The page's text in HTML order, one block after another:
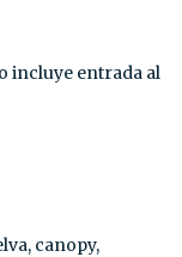
incluye entrada al
canopy,